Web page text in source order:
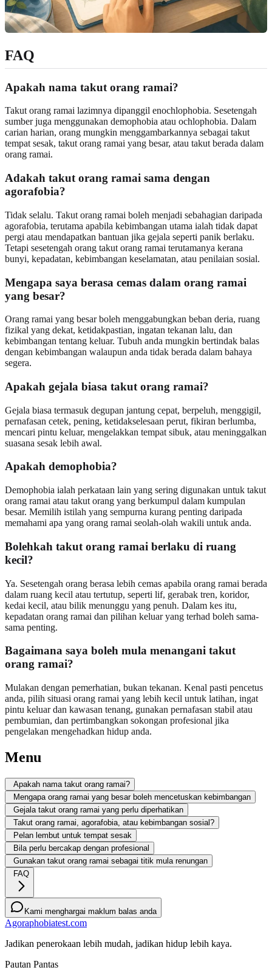
FAQ
Apakah nama takut orang ramai?
Takut orang ramai lazimnya dipanggil enochlophobia. Sesetengah
sumber juga menggunakan demophobia atau ochlophobia. Dalam
carian harian, orang mungkin menggambarkannya sebagai takut
tempat sesak, takut orang ramai yang besar, atau takut berada dalam
orang ramai.
Adakah takut orang ramai sama dengan
agorafobia?
Tidak selalu. Takut orang ramai boleh menjadi sebahagian daripada
agorafobia, terutama apabila kebimbangan utama ialah tidak dapat
pergi atau mendapatkan bantuan jika gejala seperti panik berlaku.
Tetapi sesetengah orang takut orang ramai terutamanya kerana
bunyi, kepadatan, kebimbangan keselamatan, atau penilaian sosial.
Mengapa saya berasa cemas dalam orang ramai
yang besar?
Orang ramai yang besar boleh menggabungkan beban deria, ruang
fizikal yang dekat, ketidakpastian, ingatan tekanan lalu, dan
kebimbangan tentang keluar. Tubuh anda mungkin bertindak balas
dengan kebimbangan walaupun anda tidak berada dalam bahaya
segera.
Apakah gejala biasa takut orang ramai?
Gejala biasa termasuk degupan jantung cepat, berpeluh, menggigil,
pernafasan cetek, pening, ketidakselesaan perut, fikiran berlumba,
mencari pintu keluar, mengelakkan tempat sibuk, atau meninggalkan
suasana sesak lebih awal.
Apakah demophobia?
Demophobia ialah perkataan lain yang sering digunakan untuk takut
orang ramai atau takut orang yang berkumpul dalam kumpulan
besar. Memilih istilah yang sempurna kurang penting daripada
memahami apa yang orang ramai seolah-olah wakili untuk anda.
Bolehkah takut orang ramai berlaku di ruang
kecil?
Ya. Sesetengah orang berasa lebih cemas apabila orang ramai berada
dalam ruang kecil atau tertutup, seperti lif, gerabak tren, koridor,
kedai kecil, atau bilik menunggu yang penuh. Dalam kes itu,
kepadatan orang ramai dan pilihan keluar yang terhad boleh sama-
sama penting.
Bagaimana saya boleh mula menangani takut
orang ramai?
Mulakan dengan pemerhatian, bukan tekanan. Kenal pasti pencetus
anda, pilih situasi orang ramai yang lebih kecil untuk latihan, ingat
pintu keluar dan kawasan tenang, gunakan pernafasan stabil atau
pembumian, dan pertimbangkan sokongan profesional jika
pengelakan mengehadkan hidup anda.
Menu
Apakah nama takut orang ramai?
Mengapa orang ramai yang besar boleh mencetuskan kebimbangan
Gejala takut orang ramai yang perlu diperhatikan
Takut orang ramai, agorafobia, atau kebimbangan sosial?
Pelan lembut untuk tempat sesak
Bila perlu bercakap dengan profesional
Gunakan takut orang ramai sebagai titik mula renungan
FAQ
Kami menghargai maklum balas anda
Agoraphobiatest.com
Jadikan penerokaan lebih mudah, jadikan hidup lebih kaya.
Pautan Pantas